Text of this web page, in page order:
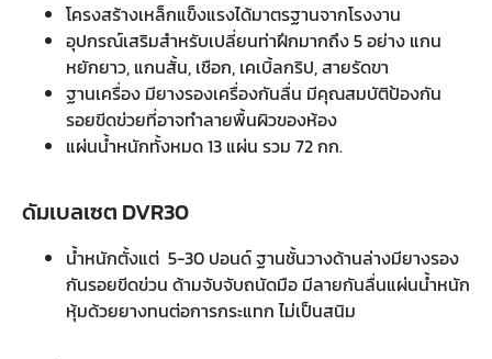
โครงสร้างเหล็กแข็งแรงได้มาตรฐานจากโรงงาน
อุปกรณ์เสริมสำหรับเปลี่ยนท่าฝึกมากถึง 5 อย่าง แกน
หยักยาว, แกนสั้น, เชือก, เคเบิ้ลกริป, สายรัดขา
ฐานเครื่อง มียางรองเครื่องกันลื่น มีคุณสมบัติป้องกัน
รอยขีดข่วยที่อาจทำลายพื้นผิวของห้อง
แผ่นน้ำหนักทั้งหมด 13 แผ่น รวม 72 กก.
ดัมเบลเซต DVR30
น้ำหนักตั้งแต่ 5-30 ปอนด์ ฐานชั้นวางด้านล่างมียางรอง
กันรอยขีดข่วน ด้ามจับจับถนัดมือ มีลายกันลื่นแผ่นน้ำหนัก
หุ้มด้วยยางทนต่อการกระแทก ไม่เป็นสนิม